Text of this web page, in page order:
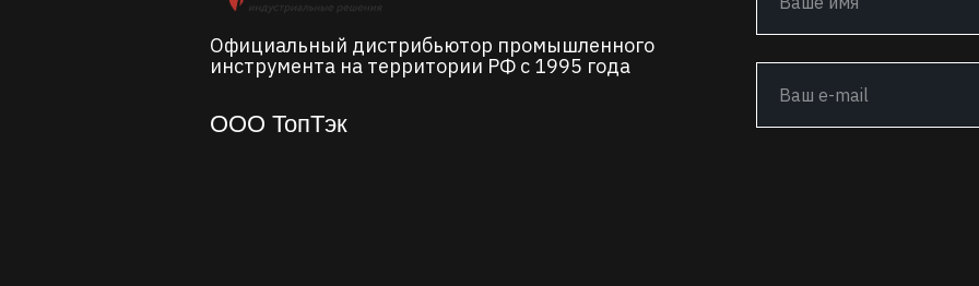
ООО ТопТэк
Официальный дистрибьютор промышленного
инструмента на территории РФ с 1995 года